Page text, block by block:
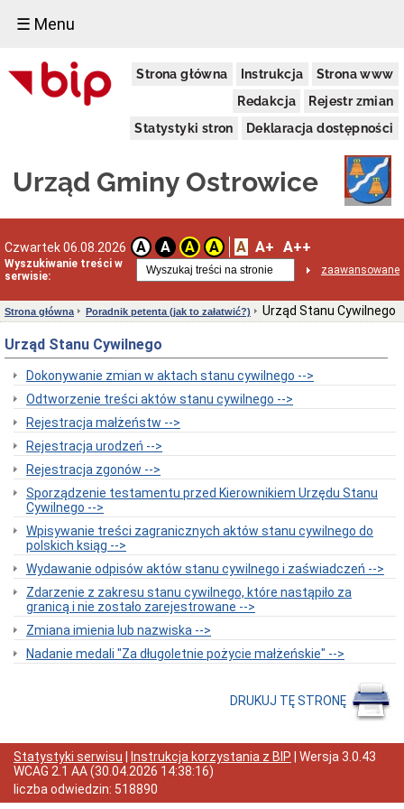
☰ Menu
Strona główna Instrukcja
Strona www
Redakcja
Rejestr zmian
Statystyki stron
Deklaracja dostępności
Urząd Gminy Ostrowice
Czwartek 06.08.2026 A A A A A A+ A++
Wyszukiwanie treści w
serwisie:
zaawansowane
Urząd
Gminy
Dane
Dni
interesantów
w
sprawach
i
wniosków
Regulamin
Organizacyjny
Klauzula
informacyjna
Statut
Gminy
Poradnik
petenta
(jak
to
załatwić?)
Informacja
dla
osób
niesłyszących
Ewidencja
ludności
Urząd
Stanu
Cywilnego
Mieszkania
Nieruchomości
Ochrona
Strona główna Poradnik petenta (jak to załatwić?) Urząd Stanu Cywilnego
Urząd Stanu Cywilnego
Dokonywanie zmian w aktach stanu cywilnego -->
Odtworzenie treści aktów stanu cywilnego -->
Rejestracja małżeństw -->
Rejestracja urodzeń -->
Rejestracja zgonów -->
Sporządzenie testamentu przed Kierownikiem Urzędu Stanu
Cywilnego -->
Wpisywanie treści zagranicznych aktów stanu cywilnego do
polskich ksiąg -->
Wydawanie odpisów aktów stanu cywilnego i zaświadczeń -->
Zdarzenie z zakresu stanu cywilnego, które nastąpiło za
granicą i nie zostało zarejestrowane -->
Zmiana imienia lub nazwiska -->
Nadanie medali "Za długoletnie pożycie małżeńskie" -->
DRUKUJ TĘ STRONĘ
Statystyki serwisu Instrukcja korzystania z BIP | Wersja 3.0.43
WCAG 2.1 AA(30.04.2026 14:38:16)
liczba odwiedzin: 518890